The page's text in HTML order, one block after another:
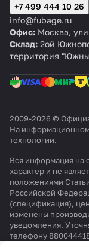
+7 499 444 10 26
info@fubage.ru
Офис: Москва,
Склад: 2ой
территория
2009-2026 ©
На
технологии.
Вся информация на
характер и не
положениями
Российской
(спецификация),
изменены
уведомления.
телефону